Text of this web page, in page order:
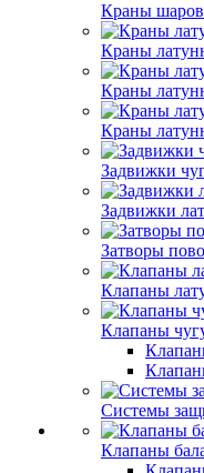
Краны
Краны
Краны
Краны
Задвижки
Задвижки
Затворы
Клапаны
Клапаны
Системы
Клапаны